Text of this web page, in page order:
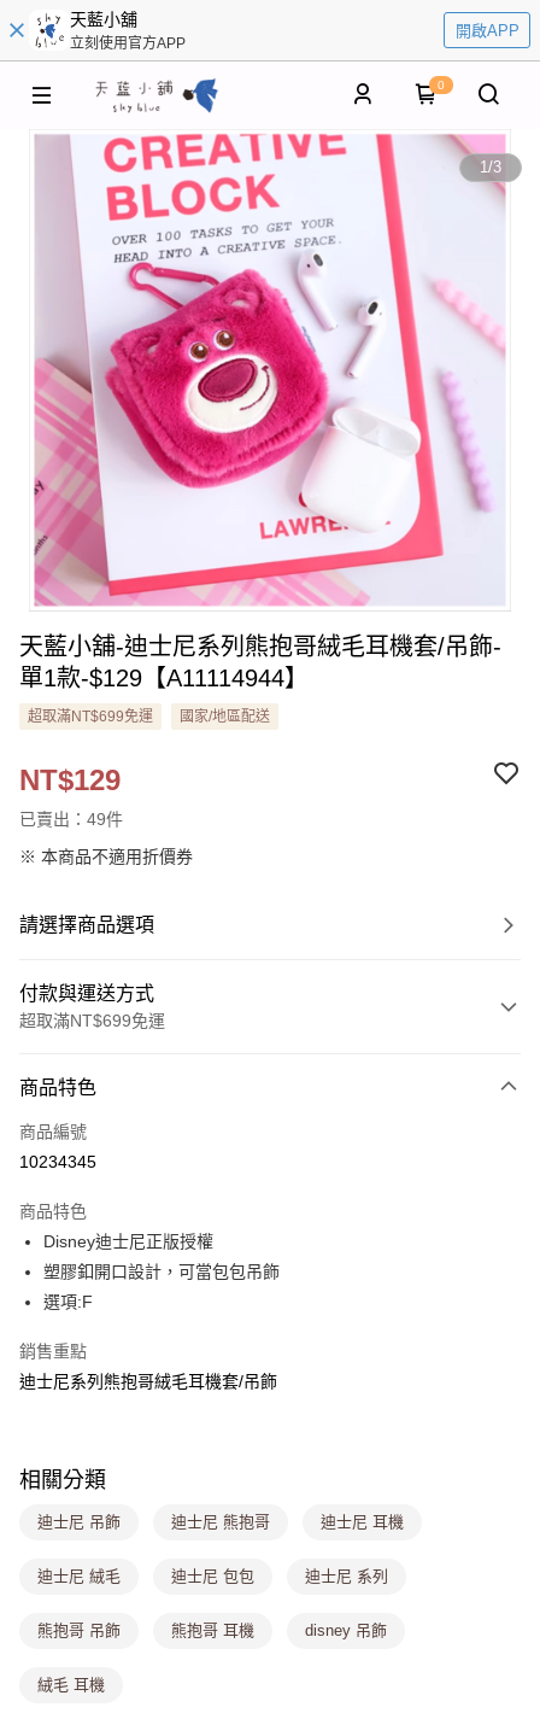
天藍小舖
立刻使用官方APP
開啟APP
0
1/3
天藍小舖-迪士尼系列熊抱哥絨毛耳機套/吊飾-
單1款-$129【A11114944】
超取滿NT$699免運 國家/地區配送
NT$129
已賣出：49件
※ 本商品不適用折價券
請選擇商品選項
付款與運送方式
超取滿NT$699免運
信用卡一次付款
超商取貨付款
Apple Pay
街口支付
Google Pay
【大哥付你分期使用說明】
1.本服務由台灣大哥大提供，台灣大哥大用戶可立即使用無須另外申請。
2.付款方式選擇「大哥付你分期」，訂單成立後會自動跳轉到大哥付的交易
3.實際核准額度、可分期數及費用金額請依後續交易確認頁面所載為準。
消。如遇「轉專審核」未通過狀況，表示未達大哥付你分期系統評分，恕無
1.分期款項不併入電信帳單，「大哥付你分期」於每月結算日後寄送繳費提
ATM付款
全家取貨付款
每筆NT$80，滿NT$699(含以上)免運費
每筆NT$80，滿NT$699(含以上)免運費
商品特色
商品編號
10234345
商品特色
Disney迪士尼正版授權
塑膠釦開口設計，可當包包吊飾
選項:F
銷售重點
迪士尼系列熊抱哥絨毛耳機套/吊飾
相關分類
迪士尼 吊飾 迪士尼 熊抱哥 迪士尼 耳機
迪士尼 絨毛 迪士尼 包包 迪士尼 系列
熊抱哥 吊飾 熊抱哥 耳機 disney 吊飾
絨毛 耳機